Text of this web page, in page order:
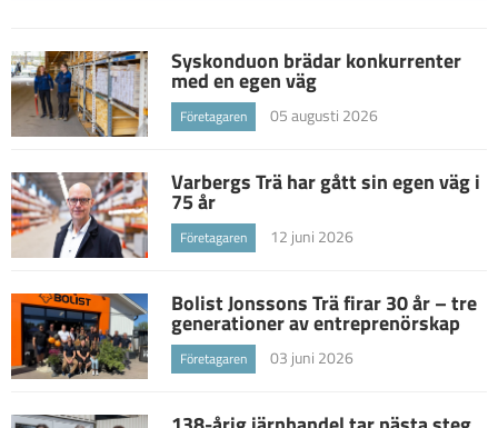
Syskonduon brädar konkurrenter
med en egen väg
Företagaren 05 augusti 2026
Varbergs Trä har gått sin egen väg i
75 år
Företagaren 12 juni 2026
Bolist Jonssons Trä firar 30 år – tre
generationer av entreprenörskap
Företagaren 03 juni 2026